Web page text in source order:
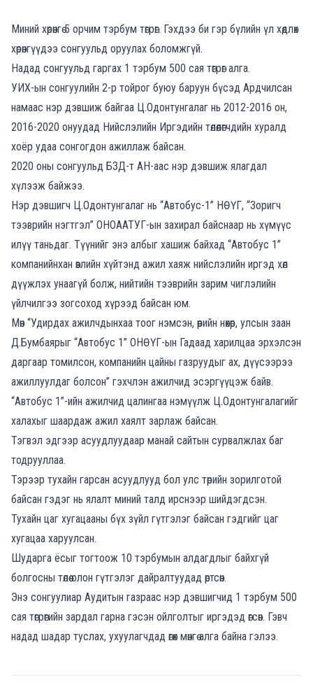
Миний хөрөнгө 5 орчим тэрбум төгрөг. Гэхдээ би гэр бүлийн үл хөдлөх
хөрөнгүүдээ сонгуульд оруулах боломжгүй.
Надад сонгуульд гаргах 1 тэрбум 500 сая төгрөг алга.
УИХ-ын сонгуулийн 2-р тойрог буюу баруун бүсэд Ардчилсан
намаас нэр дэвшиж байгаа Ц.Одонтунгалаг нь 2012-2016 он,
2016-2020 онуудад Нийслэлийн Иргэдийн төлөөлөгчдийн хуралд
хоёр удаа сонгогдон ажиллаж байсан.
2020 оны сонгуульд БЗД-т АН-аас нэр дэвшиж ялагдал
хүлээж байжээ.
Нэр дэвшигч Ц.Одонтунгалаг нь “Автобус-1” НӨҮГ, “Зоригч
тээврийн нэгтгэл” ОНОААТУГ-ын захирал байснаар нь хүмүүс
илүү таньдаг. Түүнийг энэ албыг хашиж байхад “Автобус 1”
компанийнхан өвлийн хүйтэнд ажил хаяж нийслэлийн иргэд хөл
дүүжлэх унаагүй болж, нийтийн тээврийн зарим чиглэлийн
үйлчилгээ зогсоход хүрээд байсан юм.
Мөн “Удирдах ажилчдынхаа тоог нэмсэн, өөрийн нөхөр, улсын заан
Д.Бумбаярыг “Автобус 1” ОНӨҮГ-ын Гадаад харилцаа эрхэлсэн
даргаар томилсон, компанийн цайны газруудыг ах, дүүсээрээ
ажиллуулдаг болсон” гэхчлэн ажилчид эсэргүүцэж байв.
“Автобус 1”-ийн ажилчид цалингаа нэмүүлж Ц.Одонтунгалагийг
халахыг шаардаж ажил хаялт зарлаж байсан.
Тэгвэл эдгээр асуудлуудаар манай сайтын сурвалжлах баг
тодрууллаа.
Тэрээр тухайн гарсан асуудлууд бол улс төрийн зорилготой
байсан гэдэг нь ялалт миний талд ирснээр шийдэгдсэн.
Тухайн цаг хугацааны бүх зүйл гүтгэлэг байсан гэдгийг цаг
хугацаа харуулсан.
Шударга ёсыг тогтоож 10 тэрбумын алдагдлыг байхгүй
болгосны төлөө олон гүтгэлэг дайралтуудад өртсөн.
Энэ сонгуулиар Аудитын газраас нэр дэвшигчид 1 тэрбум 500
сая төгрөгийн зардал гарна гэсэн ойлголтыг иргэдэд өгсөн. Гэвч
надад шадар туслах, ухуулагчдад өгөх мөнгө алга байна гэлээ.